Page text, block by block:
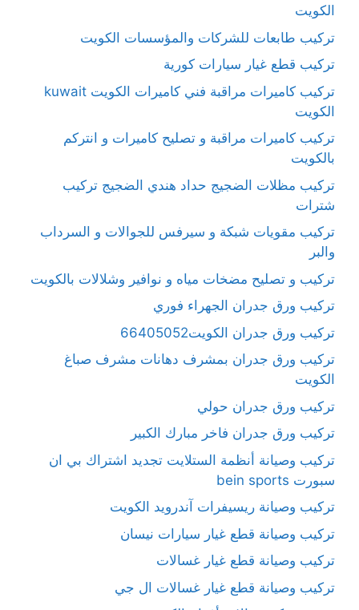
الكويت
تركيب طابعات للشركات والمؤسسات الكويت
تركيب قطع غيار سيارات كورية
تركيب كاميرات مراقبة فني كاميرات الكويت kuwait
الكويت
تركيب كاميرات مراقبة و تصليح كاميرات و انتركم
بالكويت
تركيب مظلات الضجيج حداد هندي الضجيج تركيب
شترات
تركيب مقويات شبكة و سيرفس للجوالات و السرداب
والبر
تركيب و تصليح مضخات مياه و نوافير وشلالات بالكويت
تركيب ورق جدران الجهراء فوري
تركيب ورق جدران الكويت66405052
تركيب ورق جدران بمشرف دهانات مشرف صباغ
الكويت
تركيب ورق جدران حولي
تركيب ورق جدران فاخر مبارك الكبير
تركيب وصيانة أنظمة الستلايت تجديد اشتراك بي ان
سبورت bein sports
تركيب وصيانة ريسيفرات آندرويد الكويت
تركيب وصيانة قطع غيار سيارات نيسان
تركيب وصيانة قطع غيار غسالات
تركيب وصيانة قطع غيار غسالات ال جي